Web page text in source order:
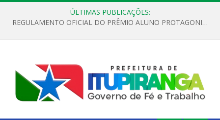
ÚLTIMAS PUBLICAÇÕES:
REGULAMENTO OFICIAL DO PRÊMIO ALUNO PROTAGONISTA – EDIÇÃO 2026